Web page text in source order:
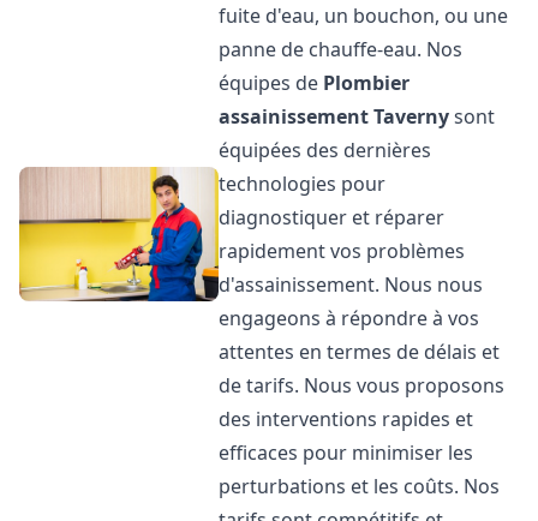
fuite d'eau, un bouchon, ou une
panne de chauffe-eau. Nos
équipes de Plombier
assainissementTavernysont
équipées des dernières
technologies pour
diagnostiquer et réparer
rapidement vos problèmes
d'assainissement. Nous nous
engageons à répondre à vos
attentes en termes de délais et
de tarifs. Nous vous proposons
des interventions rapides et
efficaces pour minimiser les
perturbations et les coûts. Nos